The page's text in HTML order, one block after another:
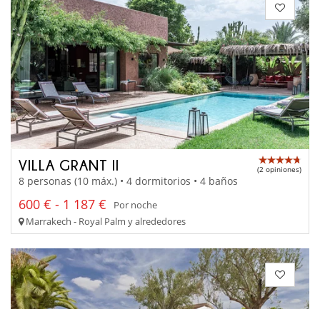
VILLA GRANT II (2 opiniones)
8 personas (10 máx.) • 4 dormitorios • 4 baños
600 € - 1 187 €
Por noche
Marrakech - Royal Palm y alrededores